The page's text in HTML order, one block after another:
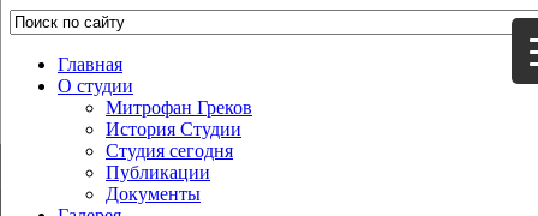
Главная
О студии
Митрофан Греков
История Студии
Студия сегодня
Публикации
Документы